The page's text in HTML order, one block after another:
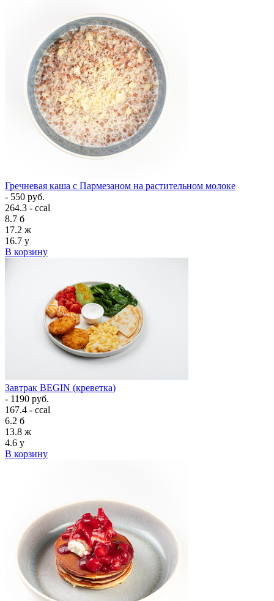
Гречневая каша с Пармезаном на растительном молоке
- 550 руб.
264.3 - ccal
8.7 б
17.2 ж
16.7 у
В корзину
Завтрак BEGIN (креветка)
- 1190 руб.
167.4 - ccal
6.2 б
13.8 ж
4.6 у
В корзину